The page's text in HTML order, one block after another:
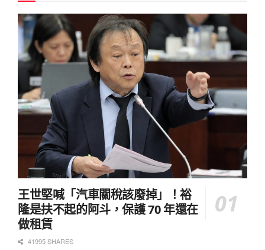
王世堅喊「汽車關稅該廢掉」！裕
隆是扶不起的阿斗，保護 70 年還在
做租賃
41995 SHARES